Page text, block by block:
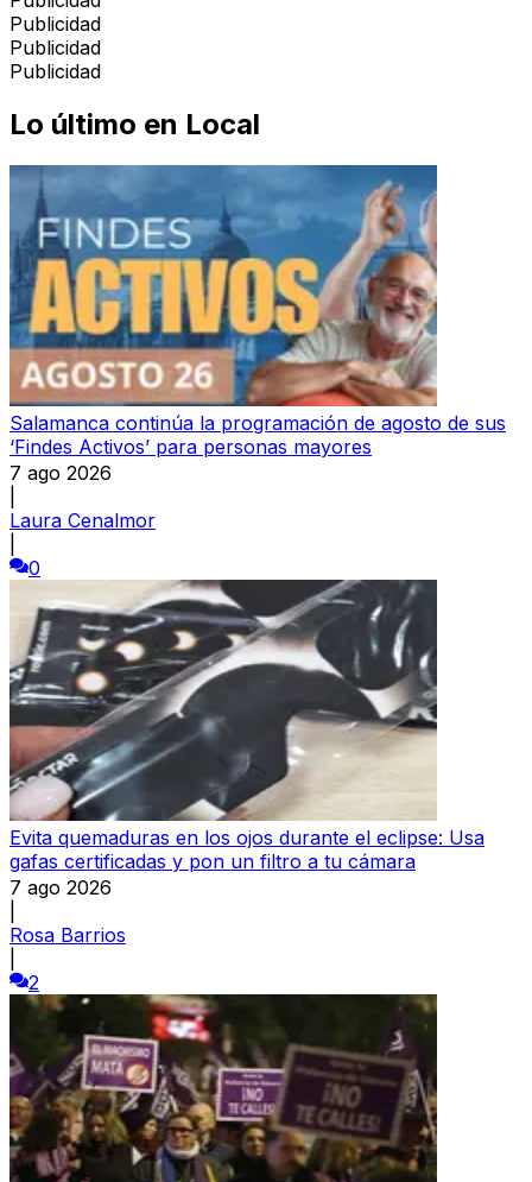
Publicidad
Publicidad
Publicidad
Lo último en Local
Salamanca continúa la programación de agosto de sus
‘Findes Activos’ para personas mayores
7 ago 2026
Laura Cenalmor
0
Evita quemaduras en los ojos durante el eclipse: Usa
gafas certificadas y pon un filtro a tu cámara
7 ago 2026
Rosa Barrios
2